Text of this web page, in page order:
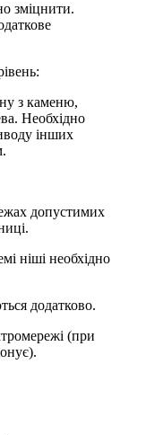
зміцнити.
з каменю,
Необхідно
інших
допустимих
ніші необхідно
додатково.
(при